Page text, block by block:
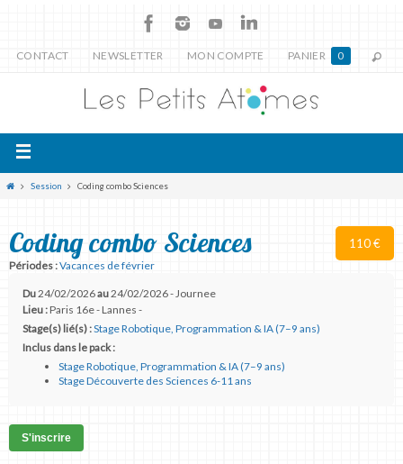
CONTACT NEWSLETTER MON COMPTE PANIER 0
Session Coding combo Sciences
110 €
Coding combo Sciences
Périodes :Vacances de février
Du24/02/2026au24/02/2026 - Journee
Lieu :Paris 16e - Lannes -
Stage(s) lié(s) :Stage Robotique, Programmation & IA (7–9 ans)
Inclus dans le pack :
Stage Robotique, Programmation & IA (7–9 ans)
Stage Découverte des Sciences 6-11 ans
S'inscrire